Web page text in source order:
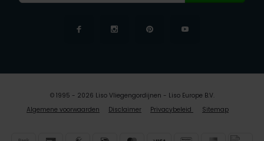
Algemene voorwaarden Disclaimer Privacybeleid Sitemap
© 1995 - 2026 Liso Vliegengordijnen - Liso Europe B.V.